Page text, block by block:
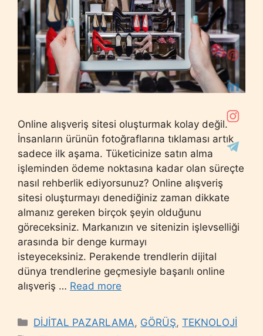
Online alışveriş sitesi oluşturmak kolay değil.
İnsanların ürünün fotoğraflarına tıklaması artık
sadece ilk aşama. Tüketicinize satın alma
işleminden ödeme noktasına kadar olan süreçte
nasıl rehberlik ediyorsunuz? Online alışveriş
sitesi oluşturmayı denediğiniz zaman dikkate
almanız gereken birçok şeyin olduğunu
göreceksiniz. Markanızın ve sitenizin işlevselliği
arasında bir denge kurmayı
isteyeceksiniz. Perakende trendlerin dijital
dünya trendlerine geçmesiyle başarılı online
alışveriş … Read more
Categories
DİJİTAL PAZARLAMA, GÖRÜŞ,TEKNOLOJİ